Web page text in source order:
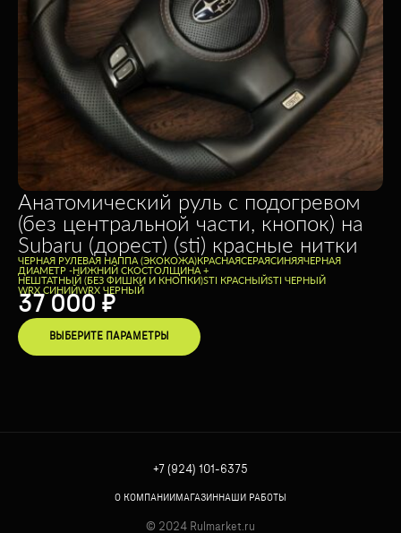
Анатомический руль с подогревом
(без центральной части, кнопок) на
Subaru (дорест) (sti) красные нитки
ЧЕРНАЯ РУЛЕВАЯ НАППА (ЭКОКОЖА)КРАСНАЯСЕРАЯСИНЯЯЧЕРНАЯ
ДИАМЕТР -НИЖНИЙ СКОСТОЛЩИНА +
НЕШТАТНЫЙ (БЕЗ ФИШКИ И КНОПКИ)STI КРАСНЫЙSTI ЧЕРНЫЙ
WRX СИНИЙWRX ЧЕРНЫЙ
37 000 ₽
ВЫБЕРИТЕ ПАРАМЕТРЫ
+7 (924) 101-6375
О КОМПАНИИ МАГАЗИН НАШИ РАБОТЫ
© 2024 Rulmarket.ru